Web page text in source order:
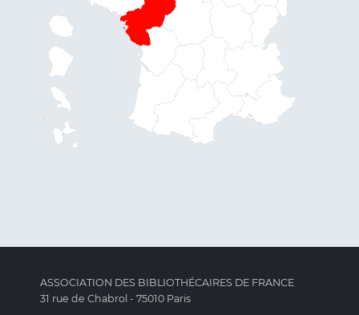
ASSOCIATION DES BIBLIOTHÉCAIRES DE FRANCE
31 rue de Chabrol - 75010 Paris